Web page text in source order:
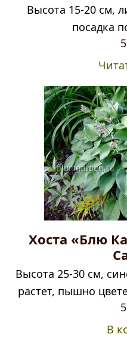
Высота 15-20 см,
посадка
Хоста «Блю
Высота 25-30 см,
растет, пышно
В